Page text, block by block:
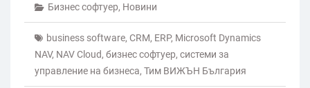
Бизнес софтуер, Новини
business software, CRM, ERP, Microsoft Dynamics
NAV, NAV Cloud, бизнес софтуер, системи за
управление на бизнеса, Тим ВИЖЪН България